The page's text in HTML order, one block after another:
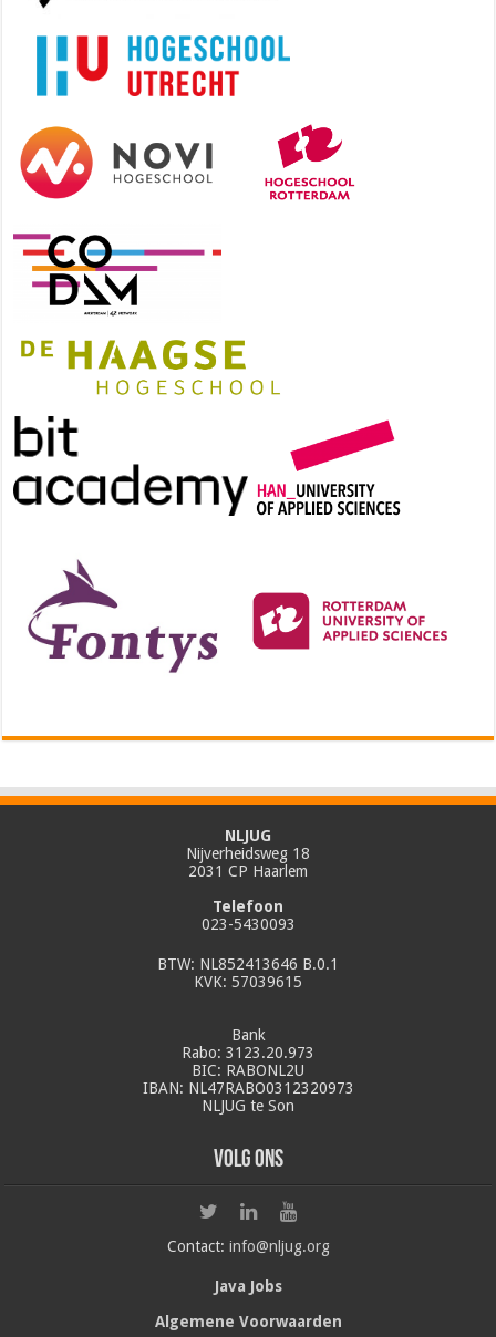
NLJUG
Nijverheidsweg 18
2031 CP Haarlem
Telefoon
023-5430093
BTW: NL852413646 B.0.1
KVK: 57039615
Bank
Rabo: 3123.20.973
BIC: RABONL2U
IBAN: NL47RABO0312320973
NLJUG te Son
Volg ons
Contact: info@nljug.org
Java Jobs
Algemene Voorwaarden